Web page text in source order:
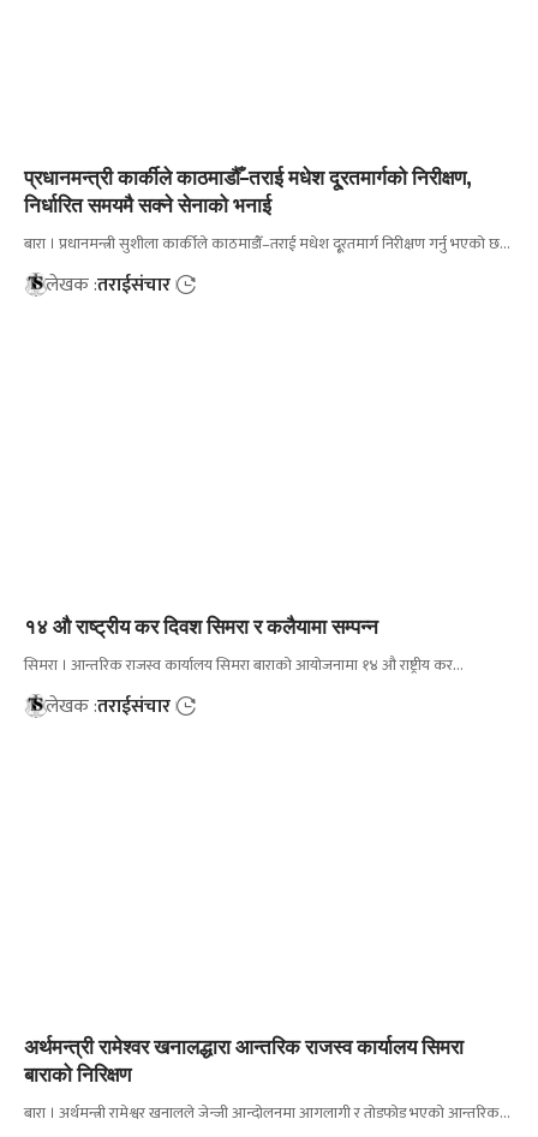
प्रधानमन्त्री कार्कीले काठमाडौँ–तराई मधेश दू्रतमार्गको निरीक्षण,
निर्धारित समयमै सक्ने सेनाको भनाई
बारा । प्रधानमन्त्री सुशीला कार्कीले काठमाडौँ–तराई मधेश दू्रतमार्ग निरीक्षण गर्नु भएको छ…
लेखक :तराईसंचार
१४ औ राष्ट्रीय कर दिवश सिमरा र कलैयामा सम्पन्न
सिमरा । आन्तरिक राजस्व कार्यालय सिमरा बाराको आयोजनामा १४ औ राष्ट्रीय कर…
लेखक :तराईसंचार
अर्थमन्त्री रामेश्वर खनालद्धारा आन्तरिक राजस्व कार्यालय सिमरा
बाराको निरिक्षण
बारा । अर्थमन्त्री रामेश्वर खनालले जेन्जी आन्दोलनमा आगलागी र तोडफोड भएको आन्तरिक…